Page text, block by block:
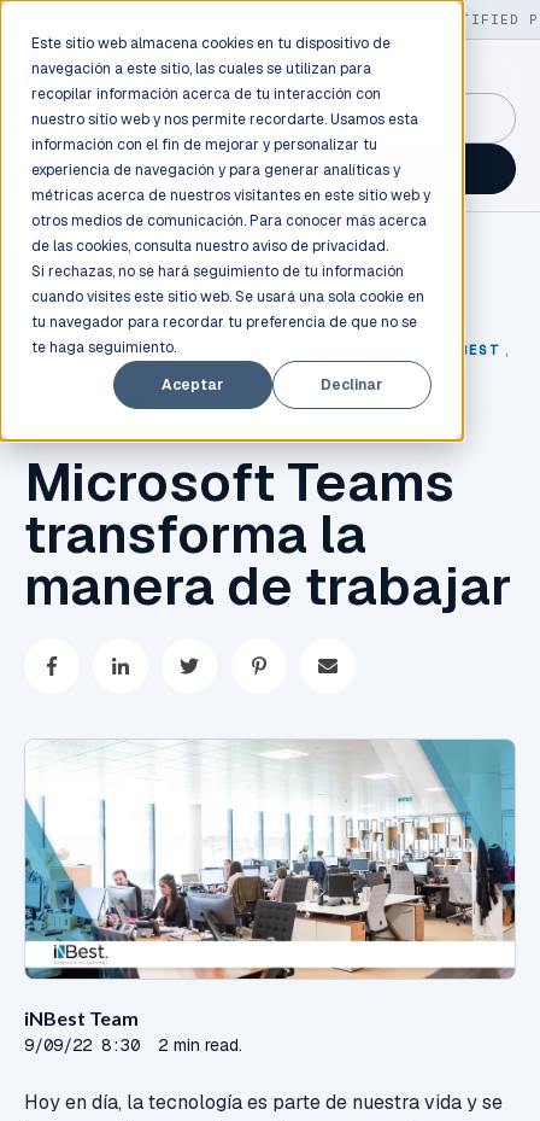
Este sitio web almacena cookies en tu dispositivo de
navegación a este sitio, las cuales se utilizan para
recopilar información acerca de tu interacción con
nuestro sitio web y nos permite recordarte. Usamos esta
información con el fin de mejorar y personalizar tu
experiencia de navegación y para generar analíticas y
métricas acerca de nuestros visitantes en este sitio web y
otros medios de comunicación. Para conocer más acerca
de las cookies, consulta nuestro aviso de privacidad.
Si rechazas, no se hará seguimiento de tu información
cuando visites este sitio web. Se usará una sola cookie en
tu navegador para recordar tu preferencia de que no se
te haga seguimiento.
Aceptar
Declinar
130+ CERTIFIED
GuidancePlex →
Talk to an engineer →
MICROSOFT , OFFICE 365 INBEST
COLABORACIÓN
Microsoft Teams
transforma la
manera de trabajar
iNBest Team
9/09/22 8:30 2 min read.
Hoy en día, la tecnología es parte de nuestra vida y se